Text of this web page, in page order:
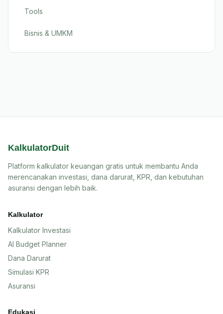
Tools
Bisnis & UMKM
KalkulatorDuit
Platform kalkulator keuangan gratis untuk membantu Anda
merencanakan investasi, dana darurat, KPR, dan kebutuhan
asuransi dengan lebih baik.
Kalkulator
Kalkulator Investasi
AI Budget Planner
Dana Darurat
Simulasi KPR
Asuransi
Edukasi